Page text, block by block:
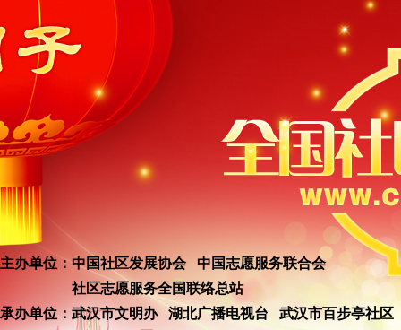
主办单位：中国社区发展协会 中国志愿服务联合会
社区志愿服务全国联络总站
承办单位：武汉市文明办 湖北广播电视台 武汉市百步亭社区